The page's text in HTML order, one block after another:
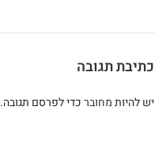
כתיבת תגובה
יש להיותמחוברכדי לפרסם תגובה.